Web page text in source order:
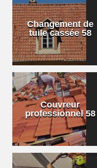
Changement de
tuile cassée 58
Couvreur
professionnel 58